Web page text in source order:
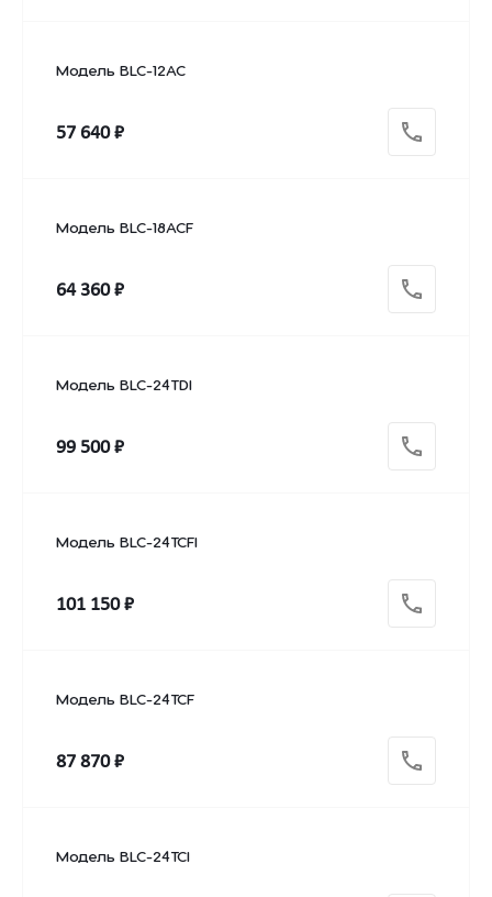
Модель BLC-12AC
57 640 ₽
Модель BLC-18ACF
64 360 ₽
Модель BLC-24TDI
99 500 ₽
Модель BLC-24TCFI
101 150 ₽
Модель BLC-24TCF
87 870 ₽
Модель BLC-24TCI